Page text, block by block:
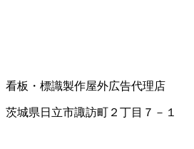
看板・標識製作屋外広告代理店
茨城県日立市諏訪町２丁目７－１